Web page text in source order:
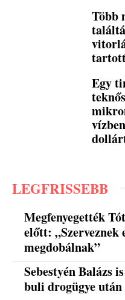
Több
Egy
LEGFRISSEBB
Megfenyegették
előtt: „Szerveznek
megdobálnak”
Sebestyén Balázs
buli drogügye után